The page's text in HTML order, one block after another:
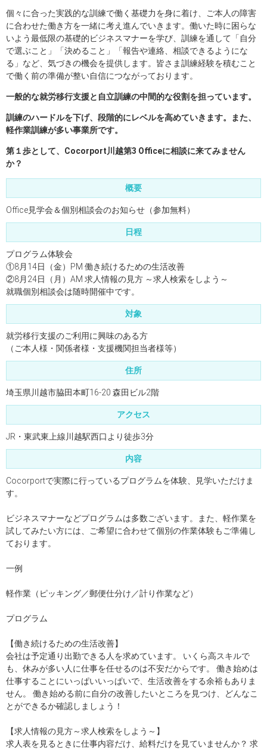
個々に合った実践的な訓練で働く基礎力を身に着け、ご本人の障害
に合わせた働き方を一緒に考え進んでいきます。働いた時に困らな
いよう最低限の基礎的ビジネスマナーを学び、訓練を通して「自分
で選ぶこと」「決めること」「報告や連絡、相談できるようにな
る」など、気づきの機会を提供します。皆さま訓練経験を積むこと
で働く前の準備が整い自信につながっております。
一般的な就労移行支援と 自立訓練の中間的な役割を担っています。
訓練のハードルを下げ、段階的にレベルを高めていきます。また、
軽作業訓練が多い事業所です。
第１歩として、Cocorport川越第3 Officeに相談に来てみません
か？
概要
Office見学会＆個別相談会のお知らせ（参加無料）
日程
プログラム体験会
①8月14日（金）PM 働き続けるための生活改善
②8月24日（月）AM 求人情報の見方 ～求人検索をしよう～
就職個別相談会は随時開催中です。
対象
就労移行支援のご利用に興味のある方
（ご本人様・関係者様・支援機関担当者様等）
住所
埼玉県川越市脇田本町16-20 森田ビル2階
アクセス
JR・東武東上線川越駅西口より徒歩3分
内容
Cocorportで実際に行っているプログラムを体験、見学いただけま
す。
ビジネスマナーなどプログラムは多数ございます。また、軽作業を
試してみたい方には、ご希望に合わせて個別の作業体験もご準備し
ております。
一例
軽作業（ピッキング／郵便仕分け／計り作業など）
プログラム
【働き続けるための生活改善】
会社は予定通り出勤できる人を求めています。 いくら高スキルで
も、休みが多い人に仕事を任せるのは不安だからです。 働き始めは
仕事することにいっぱいいっぱいで、生活改善をする余裕もありま
せん。 働き始める前に自分の改善したいところを見つけ、どんなこ
とができるか確認しましょう！
【求人情報の見方～求人検索をしよう～】
求人表を見るときに仕事内容だけ、給料だけを見ていませんか？ 求